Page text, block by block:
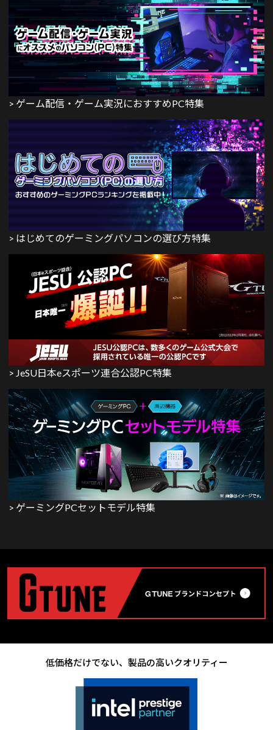
> ゲーム配信・ゲーム実況におすすめPC特集
> はじめてのゲーミングパソコンの選び方特集
> JeSU日本eスポーツ連合公認PC特集
> ゲーミングPCセットモデル特集
低価格だけでない、製品の高いクオリティー